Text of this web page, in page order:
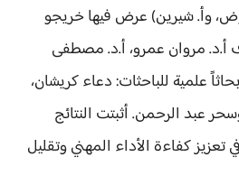
وأ. شيرين) عرض فيها خريجو
أ.د. مروان عمرو، أ.د. مصطفى
علمية للباحثات: دعاء كريشان،
عبد الرحمن. أثبتت النتائج
تعزيز كفاءة الأداء المهني وتقليل